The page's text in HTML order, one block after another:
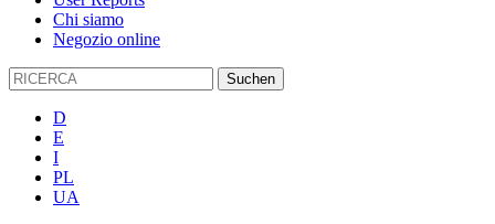
Chi siamo
Negozio online
D
E
I
PL
UA